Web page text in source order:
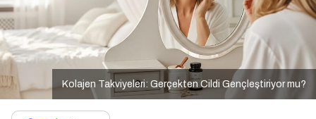
Kolajen Takviyeleri: Gerçekten Cildi Gençleştiriyor mu?